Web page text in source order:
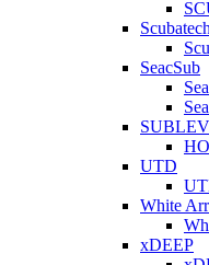
Scubatech
SeacSub
UTD
White
xDEEP